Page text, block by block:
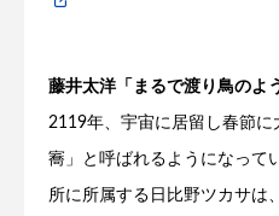
藤井太洋「まるで渡り鳥のよ
2119年、宇宙に居留し春節
㝯」と呼ばれるようになって
所に所属する日比野ツカサは